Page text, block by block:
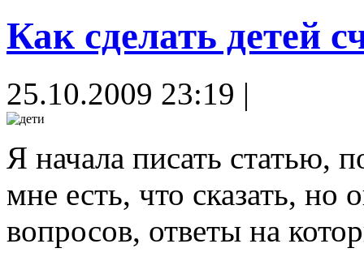
Как сделать детей
25.10.2009 23:19 |
Я начала писать статью,
мне есть, что сказать, но
вопросов, ответы на